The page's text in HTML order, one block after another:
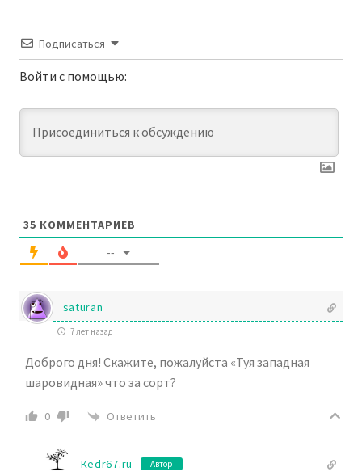
Подписаться
Войти с помощью:
35 КОММЕНТАРИЕВ
--
saturan
7 лет назад
Доброго дня! Скажите, пожалуйста «Туя западная
шаровидная» что за сорт?
0 Ответить
Кedr67.ru Автор